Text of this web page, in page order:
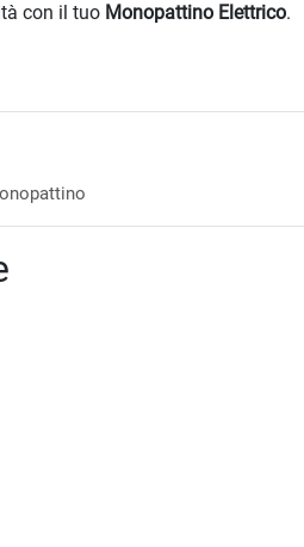
con il tuo Monopattino Elettrico.